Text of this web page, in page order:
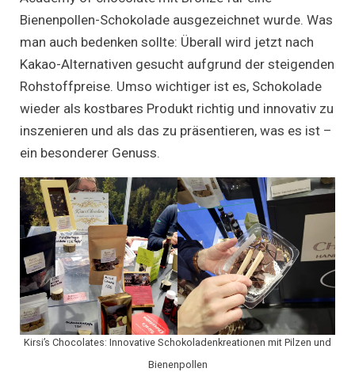
Bienenpollen-Schokolade ausgezeichnet wurde. Was
man auch bedenken sollte: Überall wird jetzt nach
Kakao-Alternativen gesucht aufgrund der steigenden
Rohstoffpreise. Umso wichtiger ist es, Schokolade
wieder als kostbares Produkt richtig und innovativ zu
inszenieren und als das zu präsentieren, was es ist –
ein besonderer Genuss.
Kirsi’s Chocolates: Innovative Schokoladenkreationen mit Pilzen und
Bienenpollen